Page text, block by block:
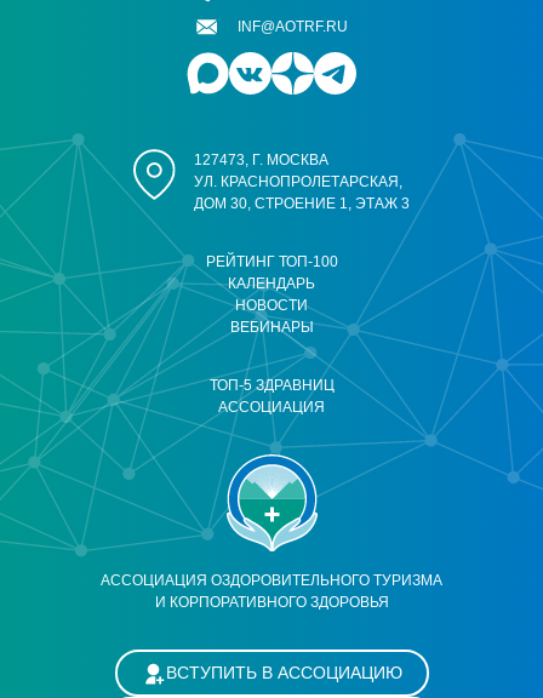
АССОЦИАЦИЯ ОЗДОРОВИТЕЛЬНОГО ТУРИЗМА
И КОРПОРАТИВНОГО ЗДОРОВЬЯ
РЕЙТИНГ ТОП-100
КАЛЕНДАРЬ
НОВОСТИ
ВЕБИНАРЫ
ТОП-5 ЗДРАВНИЦ
АССОЦИАЦИЯ
127473, Г. МОСКВА
УЛ. КРАСНОПРОЛЕТАРСКАЯ,
ДОМ 30, СТРОЕНИЕ 1, ЭТАЖ 3
INF@AOTRF.RU
ВСТУПИТЬ В АССОЦИАЦИЮ